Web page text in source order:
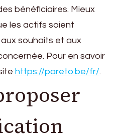
bénéficiaires. Mieux
les actifs soient
souhaits et aux
Pour en savoir
https://pareto.be/fr/.